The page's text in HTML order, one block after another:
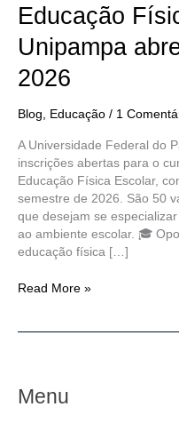
Educação
Unipampa
2026
Blog, Educação / 1
A Universidade Federal do
inscrições abertas para o
Educação Física Escolar,
semestre de 2026. São 50
que desejam se
ao ambiente escolar. 🎓
educação física […]
Read More »
Menu